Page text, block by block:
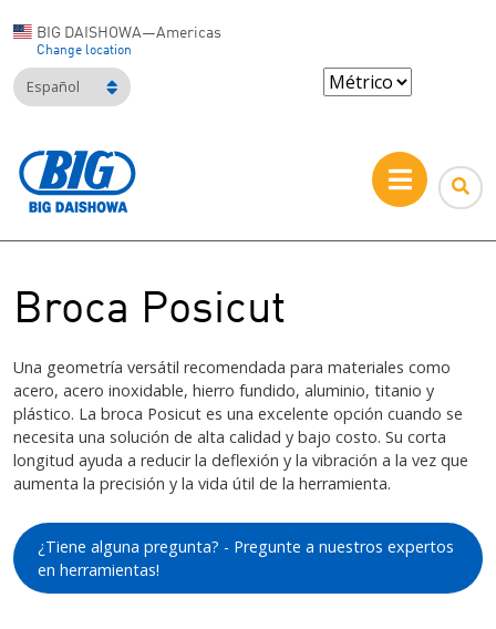
BIG DAISHOWA—Americas
Change location
Español
Broca Posicut
Una geometría versátil recomendada para materiales como
acero, acero inoxidable, hierro fundido, aluminio, titanio y
plástico. La broca Posicut es una excelente opción cuando se
necesita una solución de alta calidad y bajo costo. Su corta
longitud ayuda a reducir la deflexión y la vibración a la vez que
aumenta la precisión y la vida útil de la herramienta.
¿Tiene alguna pregunta? - Pregunte a nuestros expertos
en herramientas!